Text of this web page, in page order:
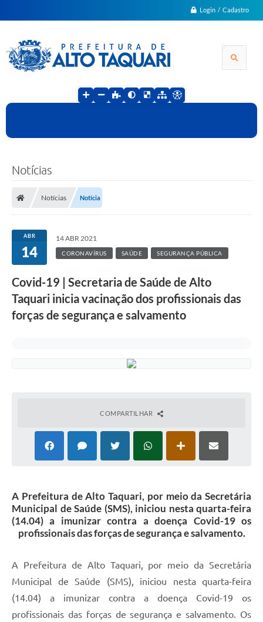
Login / Cadastro
Notícias
Notícias Notícia
ABR
14
14 ABR 2021
CORONAVÍRUS SAÚDE SEGURANÇA PÚBLICA
Covid-19 | Secretaria de Saúde de Alto
Taquari inicia vacinação dos profissionais das
forças de segurança e salvamento
COMPARTILHAR
A Prefeitura de Alto Taquari, por meio da Secretária
Municipal de Saúde (SMS), iniciou nesta quarta-feira
(14.04) a imunizar contra a doença Covid-19 os
profissionais das forças de segurança e salvamento.
A Prefeitura de Alto Taquari, por meio da Secretária
Municipal de Saúde (SMS), iniciou nesta quarta-feira
(14.04) a imunizar contra a doença Covid-19 os
profissionais das forças de segurança e salvamento. Os